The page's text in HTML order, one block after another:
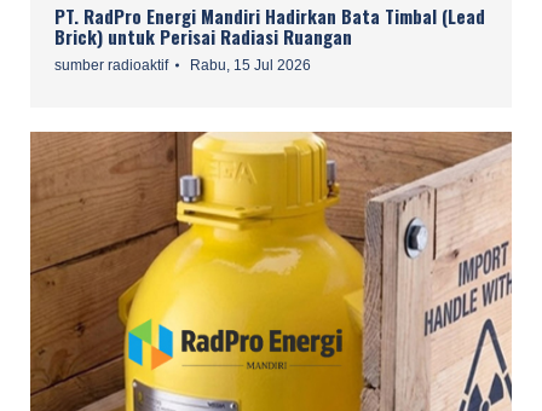
PT. RadPro Energi Mandiri Hadirkan Bata Timbal (Lead
Brick) untuk Perisai Radiasi Ruangan
sumber radioaktif Rabu, 15 Jul 2026